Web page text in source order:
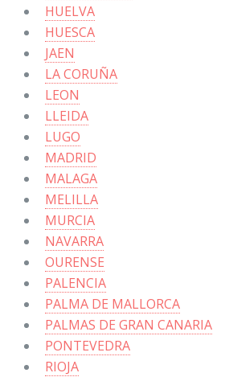
HUELVA
HUESCA
JAEN
LA CORUÑA
LEON
LLEIDA
LUGO
MADRID
MALAGA
MELILLA
MURCIA
NAVARRA
OURENSE
PALENCIA
PALMA DE MALLORCA
PALMAS DE GRAN CANARIA
PONTEVEDRA
RIOJA